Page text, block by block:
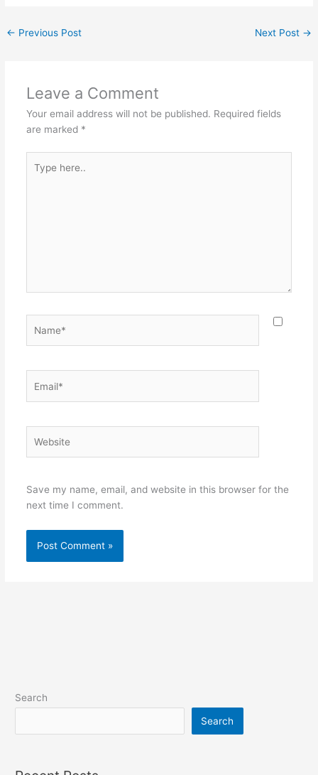
← Previous Post Next Post →
Leave a Comment
Your email address will not be published. Required fields
are marked *
here..
Save my name, email, and website in this browser for the
next time I comment.
Search
Search